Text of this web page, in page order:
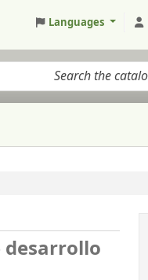
Languages
desarrollo